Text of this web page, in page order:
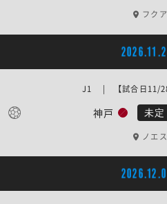
フク
神戸 未定
J1 | 【試合日11/
ノエ